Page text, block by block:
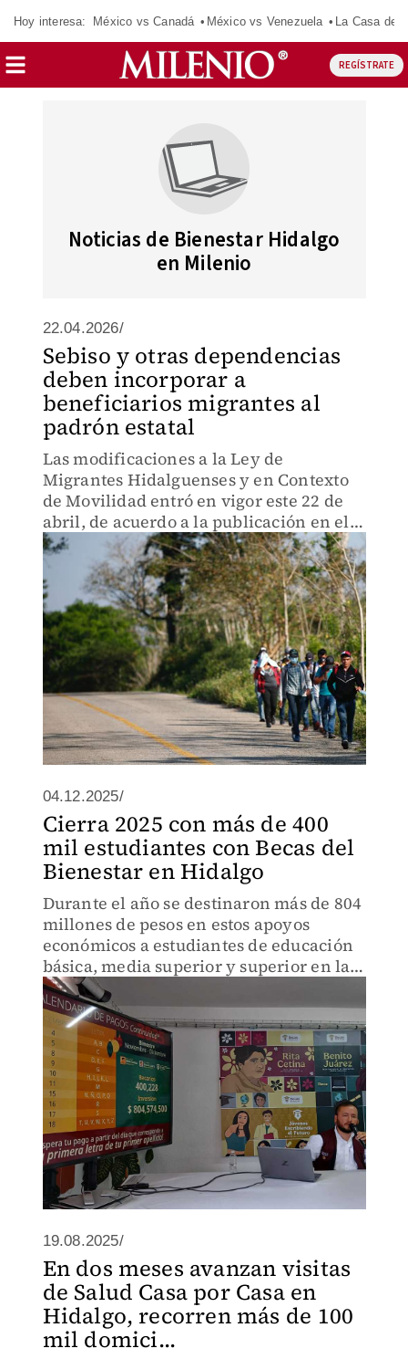
Hoy interesa: México vs Canadá México vs Venezuela La Casa de
REGÍSTRATE
Noticias de Bienestar Hidalgo
en Milenio
22.04.2026/
Sebiso y otras dependencias
deben incorporar a
beneficiarios migrantes al
padrón estatal
Las modificaciones a la Ley de
Migrantes Hidalguenses y en Contexto
de Movilidad entró en vigor este 22 de
abril, de acuerdo a la publicación en el
POEH.
04.12.2025/
Cierra 2025 con más de 400
mil estudiantes con Becas del
Bienestar en Hidalgo
Durante el año se destinaron más de 804
millones de pesos en estos apoyos
económicos a estudiantes de educación
básica, media superior y superior en la
entidad.
19.08.2025/
En dos meses avanzan visitas
de Salud Casa por Casa en
Hidalgo, recorren más de 100
mil domici...